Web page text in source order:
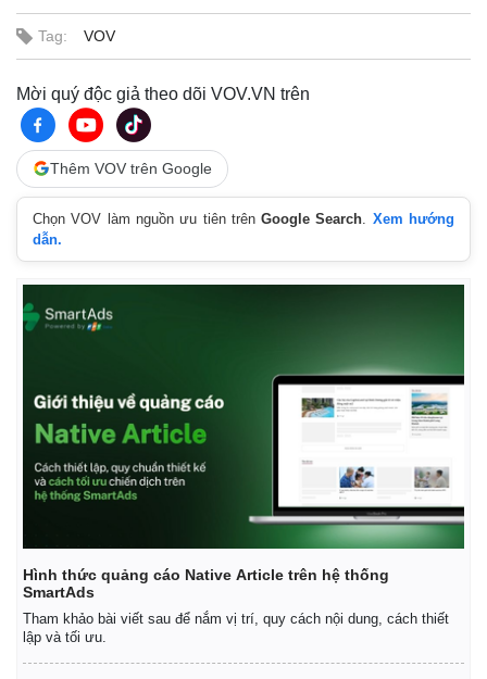
Thế giới
Quan sát
Cuộc sống đó đây
Hồ sơ
Infographic
Tag: VOV
Mời quý độc giả theo dõi VOV.VN trên
Thêm VOV trên Google
Chọn VOV làm nguồn ưu tiên trênGoogle Search
Xem hướng
dẫn.
Hình thức quảng cáo Native Article trên hệ thống
SmartAds
Tham khảo bài viết sau để nắm vị trí, quy cách nội dung, cách thiết
lập và tối ưu.